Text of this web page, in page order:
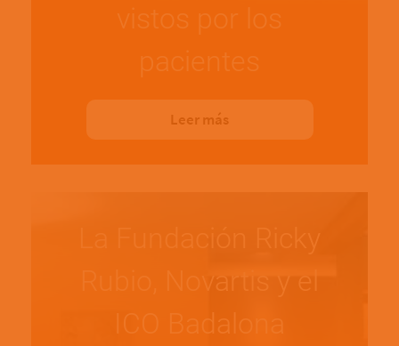
vistos por los
pacientes
Leer más
Rubio, Novartis y el
ICO Badalona